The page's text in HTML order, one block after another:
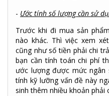
- Ước tính số lượng cần sử
Trước khi đi mua sản
nào khác. Thì việc xem
cũng như số tiền phải chi
bạn cần tính toán chi phí
ước lượng được mức ngân
tính kỹ lưỡng vấn đề này
sinh thêm nhiều khoản phải